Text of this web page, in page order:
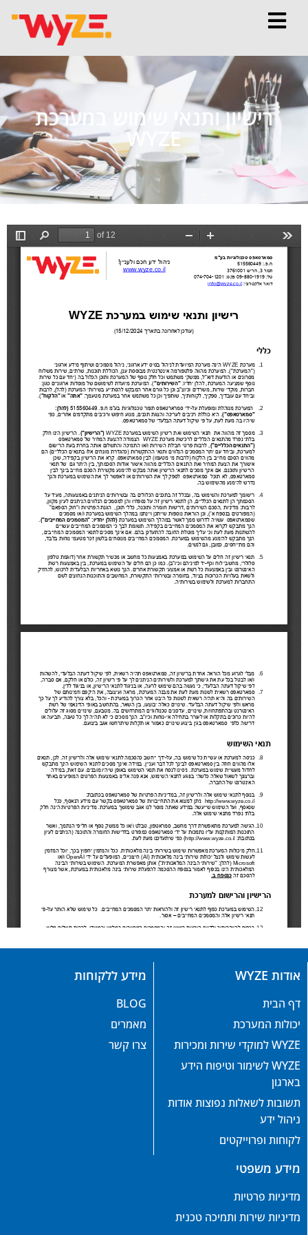
רישיון ותנאי שימוש במערכת
WYZE
אודות WYZE
דף הבית
יכולות המערכת
WYZE למוקדי שירות ומכירות
WYZE לשימור וטיפוח הידע
בארגון
תשובות לשאלות נפוצות אודות
ניהול ידע
לקוחות ופרוייקטים
מידע ללקוחות
BLOG
מאמרים
צרו קשר
מידע משפטי
מדיניות פרטיות
מדיניות שירות ותמיכה טכנית